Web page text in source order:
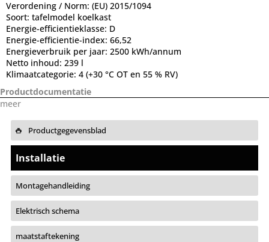
Verordening / Norm: (EU) 2015/1094
Soort: tafelmodel koelkast
Energie-efficientieklasse: D
Energie-efficientie-index: 66,52
Energieverbruik per jaar: 2500 kWh/annum
Netto inhoud: 239 l
Klimaatcategorie: 4 (+30 °C OT en 55 % RV)
Productdocumentatie
meer
Productgegevensblad
Installatie
Montagehandleiding
Elektrisch schema
maatstaftekening